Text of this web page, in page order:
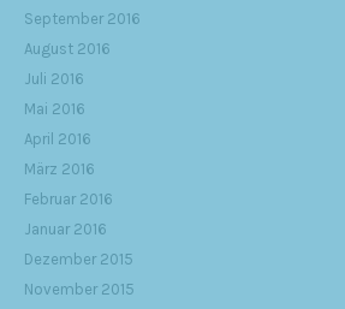
September 2016
August 2016
Juli 2016
Mai 2016
April 2016
März 2016
Februar 2016
Januar 2016
Dezember 2015
November 2015